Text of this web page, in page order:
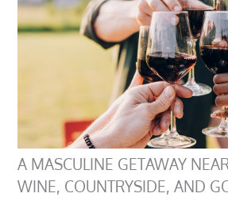
A MASCULINE GETAWAY
WINE, COUNTRYSIDE, AND